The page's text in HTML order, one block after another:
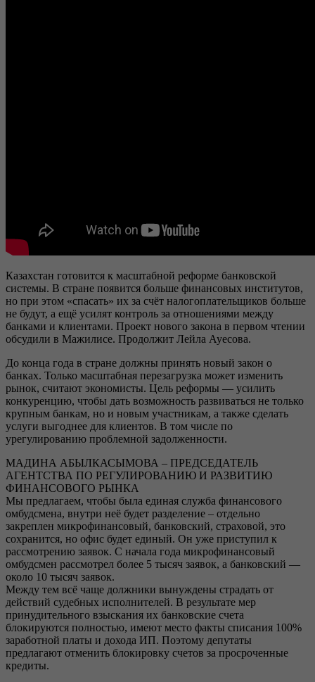
Казахстан готовится к масштабной реформе банковской
системы. В стране появится больше финансовых институтов,
но при этом «спасать» их за счёт налогоплательщиков больше
не будут, а ещё усилят контроль за отношениями между
банками и клиентами. Проект нового закона в первом чтении
обсудили в Мажилисе. Продолжит Лейла Ауесова.
До конца года в стране должны принять новый закон о
банках. Только масштабная перезагрузка может изменить
рынок, считают экономисты. Цель реформы — усилить
конкуренцию, чтобы дать возможность развиваться не только
крупным банкам, но и новым участникам, а также сделать
услуги выгоднее для клиентов. В том числе по
урегулированию проблемной задолженности.
МАДИНА АБЫЛКАСЫМОВА – ПРЕДСЕДАТЕЛЬ
АГЕНТСТВА ПО РЕГУЛИРОВАНИЮ И РАЗВИТИЮ
ФИНАНСОВОГО РЫНКА
Мы предлагаем, чтобы была единая служба финансового
омбудсмена, внутри неё будет разделение – отдельно
закреплен микрофинансовый, банковский, страховой, это
сохранится, но офис будет единый. Он уже приступил к
рассмотрению заявок. С начала года микрофинансовый
омбудсмен рассмотрел более 5 тысяч заявок, а банковский —
около 10 тысяч заявок.
Между тем всё чаще должники вынуждены страдать от
действий судебных исполнителей. В результате мер
принудительного взыскания их банковские счета
блокируются полностью, имеют место факты списания 100%
заработной платы и дохода ИП. Поэтому депутаты
предлагают отменить блокировку счетов за просроченные
кредиты.